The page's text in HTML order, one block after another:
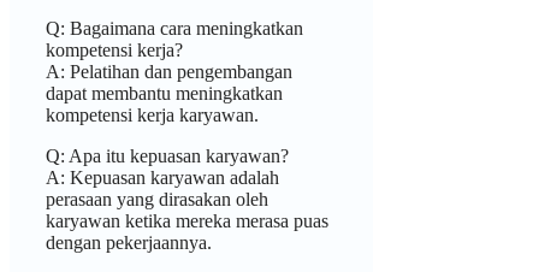
Q: Bagaimana cara meningkatkan
kompetensi kerja?
A: Pelatihan dan pengembangan
dapat membantu meningkatkan
kompetensi kerja karyawan.
Q: Apa itu kepuasan karyawan?
A: Kepuasan karyawan adalah
perasaan yang dirasakan oleh
karyawan ketika mereka merasa puas
dengan pekerjaannya.